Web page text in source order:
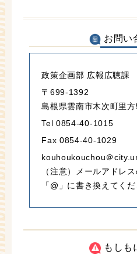
お問い
政策企画部 広報広聴課
〒699-1392
島根県雲南市木次町里
Tel 0854-40-1015
Fax 0854-40-1029
kouhoukouchou＠
（注意）メールアドレ
「@」に書き換えてくだ
もしも